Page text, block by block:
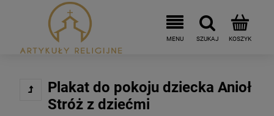
Plakat do pokoju dziecka Anioł
Stróż z dziećmi